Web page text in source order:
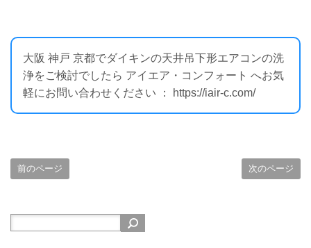
大阪 神戸 京都でダイキンの天井吊下形エアコンの洗
浄をご検討でしたら アイエア・コンフォート へお気
軽にお問い合わせください ： https://iair-c.com/
前のページ 次のページ